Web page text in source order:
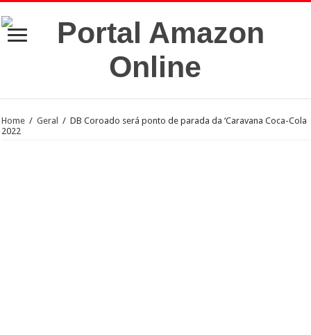
Home / Geral / DB Coroado será ponto de parada da ‘Caravana Coca-Cola
2022